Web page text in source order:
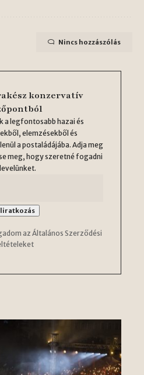
Nincs hozzászólás
konzervatív
a legfontosabb hazai és
elemzésekből és
a postaládájába. Adja meg
meg, hogy szeretné fogadni
az Általános Szerződési